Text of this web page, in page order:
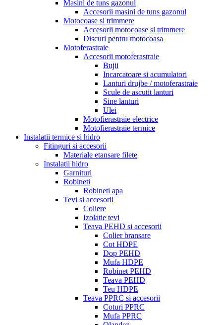
Masini de tuns gazonul
Accesorii masini de tuns gazonul
Motocoase si trimmere
Accesorii motocoase si trimmere
Discuri pentru motocoasa
Motoferastraie
Accesorii motoferastraie
Bujii
Incarcatoare si acumulatori
Lanturi drujbe / motoferastraie
Scule de ascutit lanturi
Sine lanturi
Ulei
Motofierastraie electrice
Motofierastraie termice
Instalatii termice si hidro
Fitinguri si accesorii
Materiale etansare filete
Instalatii hidro
Garnituri
Robineti
Robineti apa
Tevi si accesorii
Coliere
Izolatie tevi
Teava PEHD si accesorii
Colier bransare
Cot HDPE
Dop PEHD
Mufa HDPE
Robinet PEHD
Teava PEHD
Teu HDPE
Teava PPRC si accesorii
Coturi PPRC
Mufa PPRC